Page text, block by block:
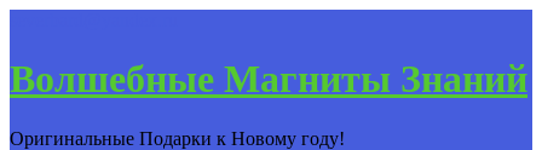
Волшебные Магниты Знаний
Оригинальные Подарки к Новому году!